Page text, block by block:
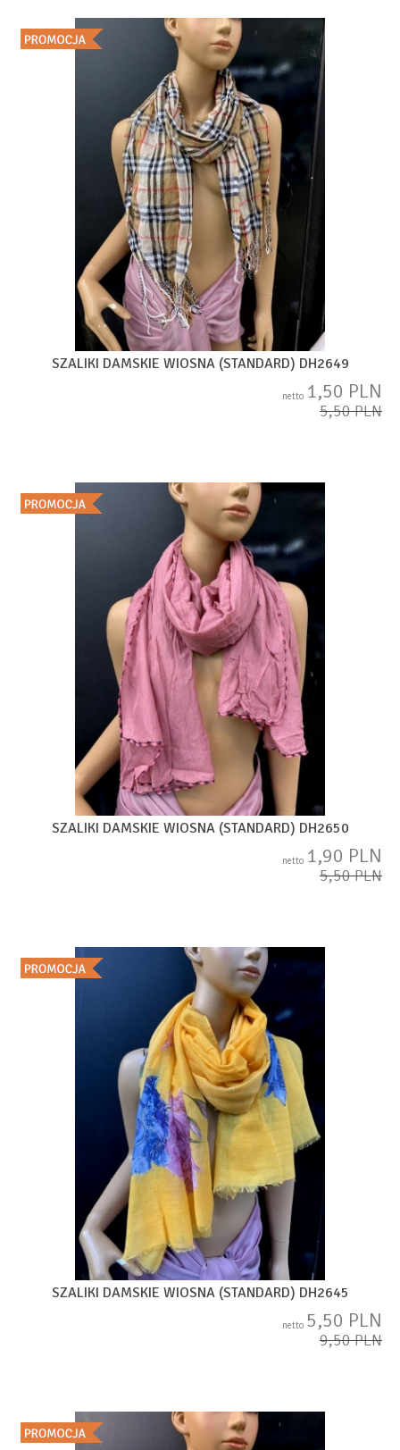
SZALIKI DAMSKIE WIOSNA (STANDARD) DH2649
netto 1,50 PLN
5,50 PLN
SZALIKI DAMSKIE WIOSNA (STANDARD) DH2650
netto 1,90 PLN
5,50 PLN
SZALIKI DAMSKIE WIOSNA (STANDARD) DH2645
netto 5,50 PLN
9,50 PLN